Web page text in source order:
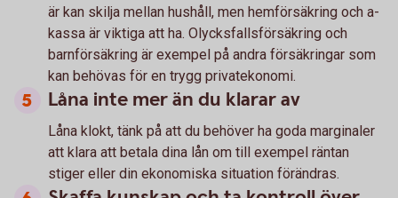
är kan skilja mellan hushåll, men hemförsäkring och a-
kassa är viktiga att ha. Olycksfallsförsäkring och
barnförsäkring är exempel på andra försäkringar som
kan behövas för en trygg privatekonomi.
Låna inte mer än du klarar av
Låna klokt, tänk på att du behöver ha goda marginaler
att klara att betala dina lån om till exempel räntan
stiger eller din ekonomiska situation förändras.